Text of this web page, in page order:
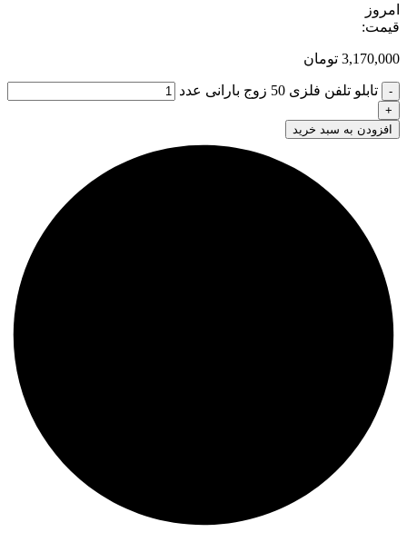
امروز
قیمت:
3,170,000 تومان
- تابلو تلفن فلزی 50 زوج بارانی عدد
+
افزودن به سبد خرید